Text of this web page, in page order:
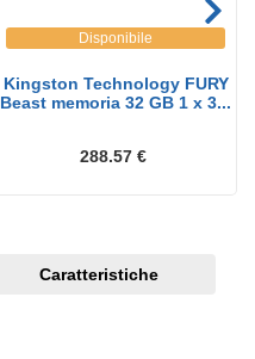
Disponibile
Kingston Technology FURY
Beast memoria 32 GB 1 x 3...
288.57 €
Caratteristiche